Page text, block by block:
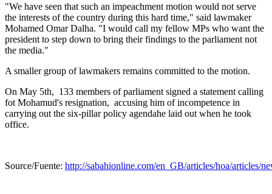
"We have seen that such an impeachment motion would not serve
the interests of the country during this hard time," said lawmaker
Mohamed Omar Dalha. "I would call my fellow MPs who want the
president to step down to bring their findings to the parliament not
the media."
A smaller group of lawmakers remains committed to the motion.
On May 5th, 133 members of parliament signed a statement calling
fot Mohamud's resignation, accusing him of incompetence in
carrying out the six-pillar policy agendahe laid out when he took
office.
Source/Fuente: http://sabahionline.com/en_GB/articles/hoa/articles/